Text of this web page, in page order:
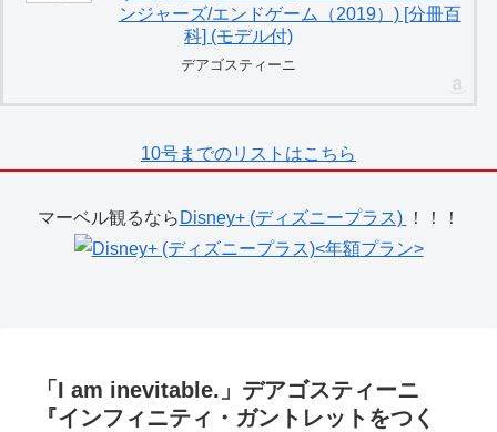
ンジャーズ/エンドゲーム（2019）) [分冊百
科] (モデル付)
デアゴスティーニ
10号までのリストはこちら
マーベル観るなら Disney+ (ディズニープラス) ！！！
「I am inevitable.」デアゴスティーニ
『インフィニティ・ガントレットをつく